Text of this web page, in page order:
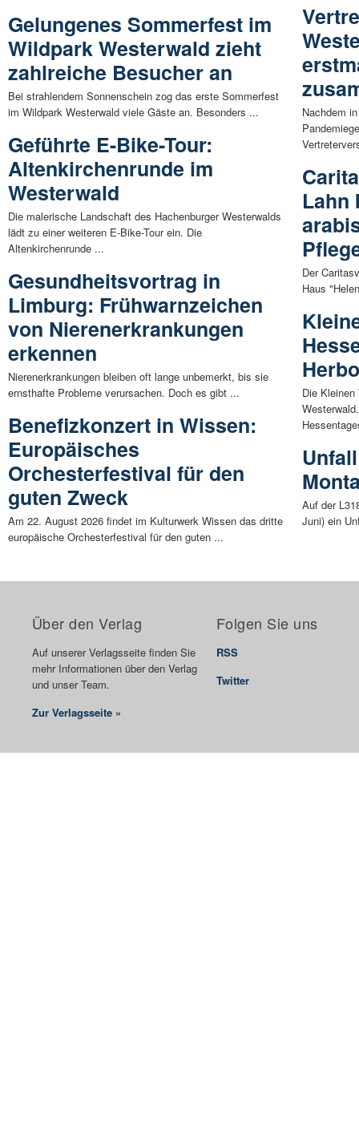
Gelungenes Sommerfest im
Wildpark Westerwald zieht
zahlreiche Besucher an
Bei strahlendem Sonnenschein zog das erste Sommerfest
im Wildpark Westerwald viele Gäste an. Besonders ...
Geführte E-Bike-Tour:
Altenkirchenrunde im
Westerwald
Die malerische Landschaft des Hachenburger Westerwalds
lädt zu einer weiteren E-Bike-Tour ein. Die
Altenkirchenrunde ...
Gesundheitsvortrag in
Limburg: Frühwarnzeichen
von Nierenerkrankungen
erkennen
Nierenerkrankungen bleiben oft lange unbemerkt, bis sie
ernsthafte Probleme verursachen. Doch es gibt ...
Benefizkonzert in Wissen:
Europäisches
Orchesterfestival für den
guten Zweck
Am 22. August 2026 findet im Kulturwerk Wissen das dritte
europäische Orchesterfestival für den guten ...
Nachdem
Lahn
Der
Haus
Die
Auf der
Juni) ein
Über den Verlag
Auf unserer Verlagsseite finden Sie
mehr Informationen über den Verlag
und unser Team.
Zur Verlagsseite »
Folgen Sie uns
RSS
Twitter